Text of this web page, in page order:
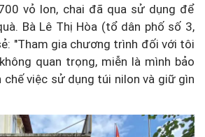
vỏ lon, chai đã qua sử dụng để
Bà Lê Thị Hòa (tổ dân phố số 3,
"Tham gia chương trình đối với tôi
quan trọng, miễn là mình bảo
việc sử dụng túi nilon và giữ gìn